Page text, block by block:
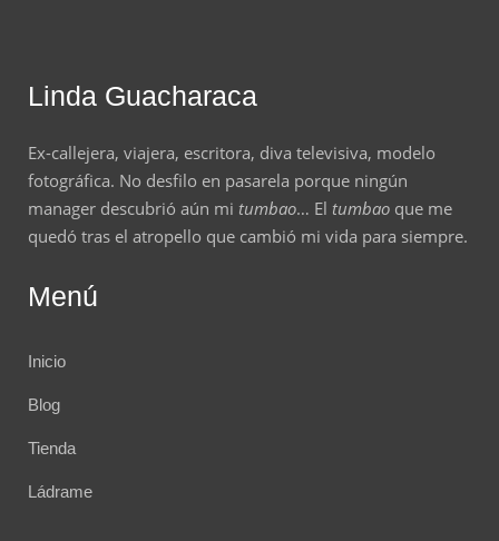
Linda Guacharaca
Ex-callejera, viajera, escritora, diva televisiva, modelo
fotográfica. No desfilo en pasarela porque ningún
manager descubrió aún mi tumbao… El tumbao que me
quedó tras el atropello que cambió mi vida para siempre.
Menú
Inicio
Blog
Tienda
Ládrame